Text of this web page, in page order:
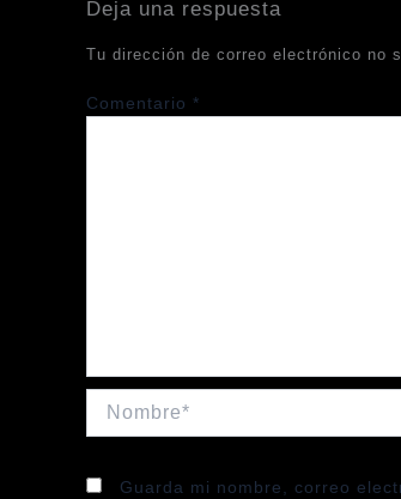
Deja una respuesta
Tu dirección de correo electrónico no
Comentario *
Guarda mi nombre, correo